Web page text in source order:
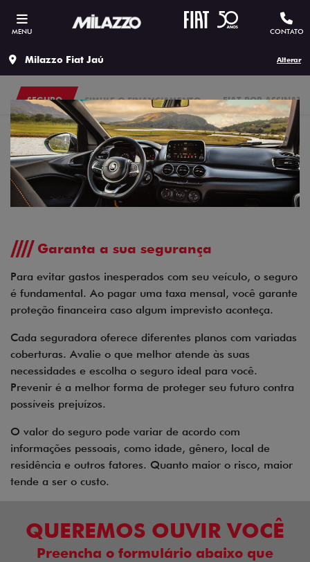
MENU CONTATO
Milazzo Fiat Jaú Alterar
SIMULE O FINANCIAMENTO FIAT POR
SEGURO
Garanta a sua segurança
Para evitar gastos inesperados com seu veículo, o seguro
é fundamental. Ao pagar uma taxa mensal, você garante
proteção financeira caso algum imprevisto aconteça.
Cada seguradora oferece diferentes planos com variadas
coberturas. Avalie o que melhor atende às suas
necessidades e escolha o seguro ideal para você.
Prevenir é a melhor forma de proteger seu futuro contra
possíveis prejuízos.
O valor do seguro pode variar de acordo com
informações pessoais, como idade, gênero, local de
residência e outros fatores. Quanto maior o risco, maior
tende a ser o custo.
QUEREMOS OUVIR VOCÊ
Preencha o formulário abaixo que